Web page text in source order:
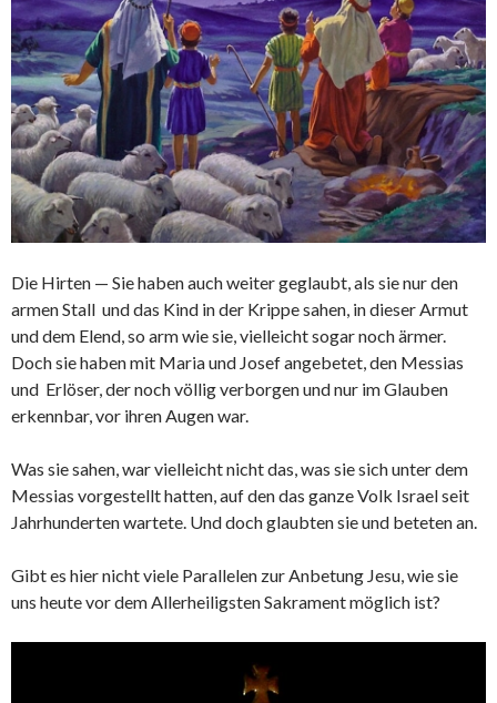
Die Hirten — Sie haben auch weiter geglaubt, als sie nur den
armen Stall und das Kind in der Krippe sahen, in dieser Armut
und dem Elend, so arm wie sie, vielleicht sogar noch ärmer.
Doch sie haben mit Maria und Josef angebetet, den Messias
und Erlöser, der noch völlig verborgen und nur im Glauben
erkennbar, vor ihren Augen war.
Was sie sahen, war vielleicht nicht das, was sie sich unter dem
Messias vorgestellt hatten, auf den das ganze Volk Israel seit
Jahrhunderten wartete. Und doch glaubten sie und beteten an.
Gibt es hier nicht viele Parallelen zur Anbetung Jesu, wie sie
uns heute vor dem Allerheiligsten Sakrament möglich ist?